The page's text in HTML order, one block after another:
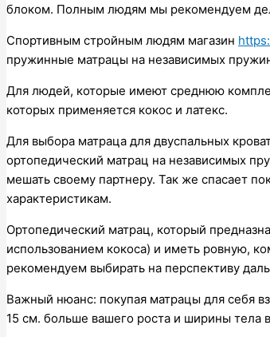
блоком. Полным людям мы рекомендуем
Спортивным стройным людям магазин
пружинные матрацы на независимых
Для людей, которые имеют среднюю
которых применяется кокос и латекс.
Для выбора матраца для двуспальных
ортопедический матрац на независимых
мешать своему партнеру. Так же спасает
характеристикам.
Ортопедический матрац, который
использованием кокоса) и иметь ровную,
рекомендуем выбирать на перспективу
Важный нюанс: покупая матрацы для себя
15 см. больше вашего роста и ширины тела